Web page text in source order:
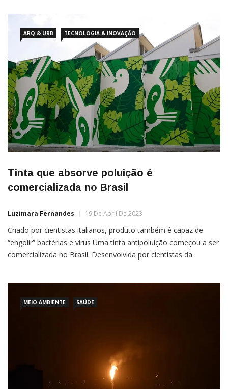
dupla Lula/Marina Silva, Amazônia e Cerrado, juntos, tiveram
mais 536 […]
ARQ & URB TECNOLOGIA & INOVAÇÃO
Tinta que absorve poluição é
comercializada no Brasil
Luzimara Fernandes 19 De Abril De 2023
Criado por cientistas italianos, produto também é capaz de
“engolir” bactérias e vírus Uma tinta antipoluição começou a ser
comercializada no Brasil. Desenvolvida por cientistas da
MEIO AMBIENTE SAÚDE